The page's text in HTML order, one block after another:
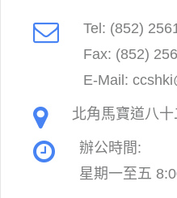
Tel: (852)
Fax: (852)
E-Mail:
北角馬寶道八
辦公時間:
星期一至五